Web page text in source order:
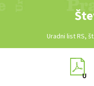
Uradni list RS,